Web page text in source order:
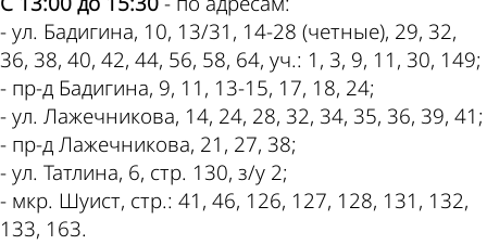
- ул. Бадигина, 10, 13/31, 14-28 (четные), 29, 32,
36, 38, 40, 42, 44, 56, 58, 64, уч.: 1, 3, 9, 11, 30, 149;
- пр-д Бадигина, 9, 11, 13-15, 17, 18, 24;
- ул. Лажечникова, 14, 24, 28, 32, 34, 35, 36, 39, 41;
- пр-д Лажечникова, 21, 27, 38;
- ул. Татлина, 6, стр. 130, з/у 2;
- мкр. Шуист, стр.: 41, 46, 126, 127, 128, 131, 132,
133, 163.